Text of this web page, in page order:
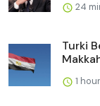
24
Turki
1